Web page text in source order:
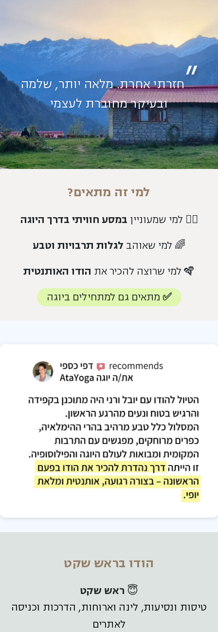
”חזרתי אחרת. מלאה יותר, שלמה
ובעיקר מחוברת לעצמי
למי זה מתאים?
🧘‍♀️ למי שמעוניין במסע חוויתי בדרך היוגה
🌈 למי שאוהב לגלות תרבויות וטבע
🪇 למי שרוצה להכיר את
הודו האותנטית
✅ מתאים גם למתחילים ביוגה
הודו בראש שקט
😇 ראש שקט
טיסות ונסיעות, לינה וארוחות, הדרכות וכניסה
לאתרים